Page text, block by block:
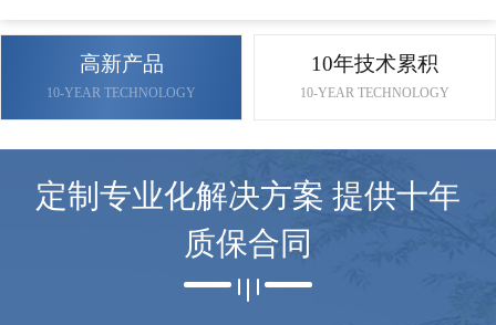
高新产品
10-YEAR TECHNOLOGY
10年技术累积
10-YEAR TECHNOLOGY
定制专业化解决方案 提供十年
质保合同